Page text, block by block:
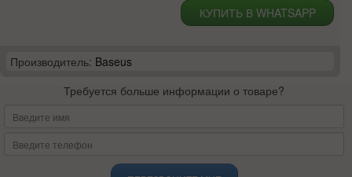
КУПИТЬ В WHATSAPP
Производитель: Baseus
Требуется больше информации о товаре?